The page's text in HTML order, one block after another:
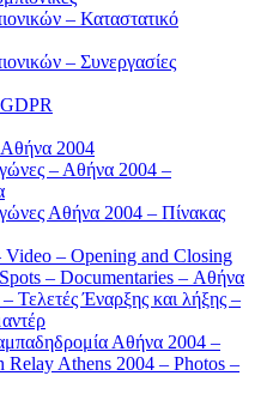
– Καταστατικό
– Συνεργασίες
2004
– Αθήνα 2004 –
Αθήνα 2004 – Πίνακας
Video – Opening and Closing
– Documentaries – Αθήνα
Τελετές Έναρξης και λήξης –
Αθήνα 2004 –
Relay Athens 2004 – Photos –